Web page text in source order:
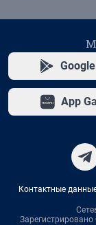
App
Контактные